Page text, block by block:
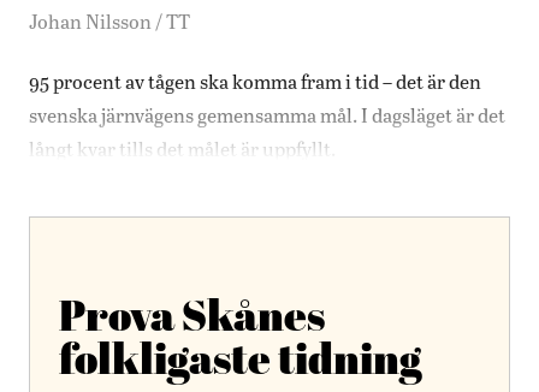
Johan Nilsson / TT
95 procent av tågen ska komma fram i tid – det är den
svenska järnvägens gemensamma mål. I dagsläget är det
långt kvar tills det målet är uppfyllt.
Prova Skånes
folkligaste tidning